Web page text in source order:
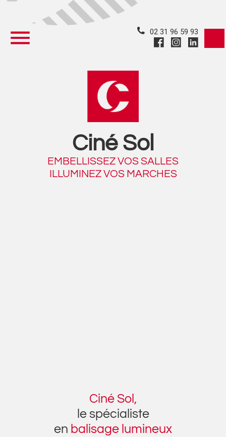
Ciné Sol
EMBELLISSEZ VOS SALLES
ILLUMINEZ VOS MARCHES
02 31 96 59 93
Ciné Sol,
le spécialiste
en balisage lumineux